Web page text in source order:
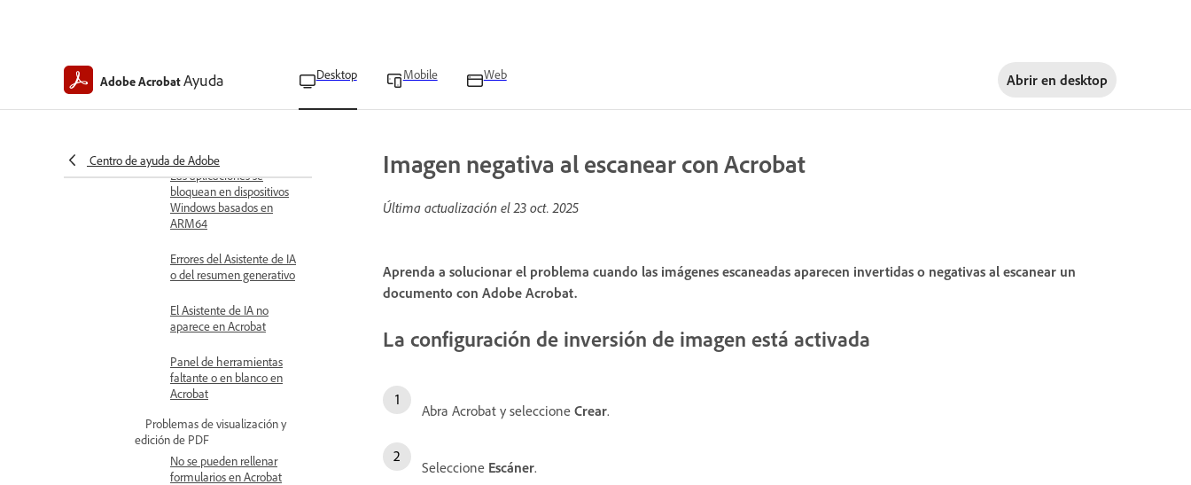
Adobe AcrobatAyuda Desktop Mobile Web Abrir en desktop
Centro de ayuda de Adobe
muestra un error de
instancia en ejecución
Las aplicaciones se
bloquean en dispositivos
Windows basados en
ARM64
Errores del Asistente de IA
o del resumen generativo
El Asistente de IA no
aparece en Acrobat
Panel de herramientas
faltante o en blanco en
Acrobat
Problemas de visualización y
edición de PDF
No se pueden rellenar
formularios en Acrobat
Imagen negativa al escanear con Acrobat
Última actualización el23 oct. 2025
Aprenda a solucionar el problema cuando las imágenes escaneadas aparecen invertidas o negativas al escanear un
documento con Adobe Acrobat.
La configuración de inversión de imagen está activada
Abra Acrobat y seleccione Crear.
Seleccione Escáner.